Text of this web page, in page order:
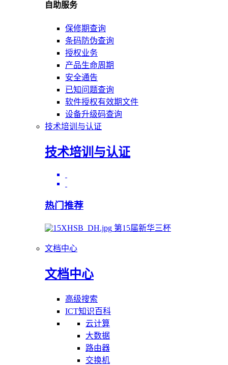
自助服务
保修期查询
条码防伪查询
授权业务
产品生命周期
安全通告
已知问题查询
软件授权有效期文件
设备升级码查询
技术培训与认证
技术培训与认证
热门推荐
第15届新华三杯
文档中心
文档中心
高级搜索
ICT知识百科
云计算
大数据
路由器
交换机